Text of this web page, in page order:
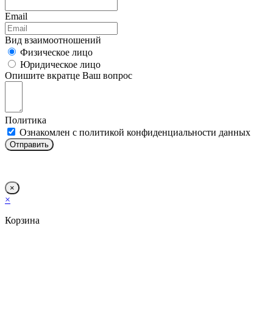
Email
Вид взаимоотношений
Физическое лицо
Юридическое лицо
Опишите вкратце Ваш вопрос
Политика
Ознакомлен с политикой конфиденциальности данных
Отправить
×
×
Корзина